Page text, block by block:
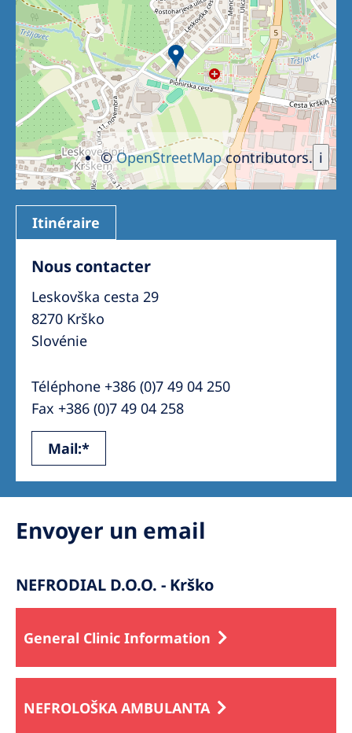
Romania
Russia
Serbia
Slovakia
Slovenia
Spain
Sweden
Switzerland
Asia Pacific
Asia Pacific
Philippines
North America
United States of America
Global Website
i
©OpenStreetMapcontributors.
Itinéraire
Nous contacter
Leskovška cesta 29
8270 Krško
Slovénie
Téléphone +386 (0)7 49 04 250
Fax +386 (0)7 49 04 258
Mail:*
Envoyer un email
NEFRODIAL D.O.O. - Krško
General Clinic Information
NEFROLOŠKA AMBULANTA